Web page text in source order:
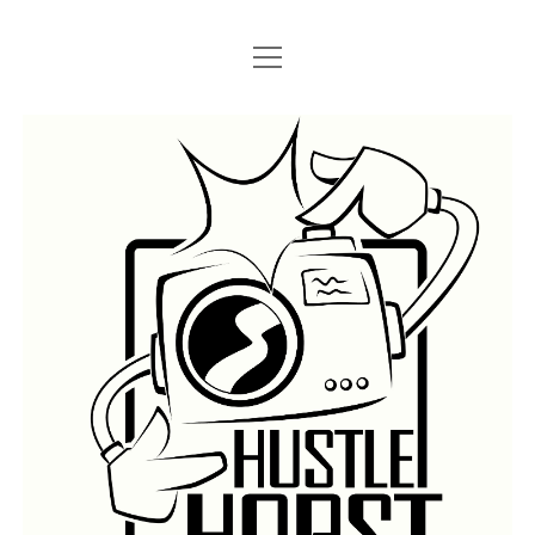
STARTSEITE
BERLIN GRAFFITI
Menü
öffnen
BERLIN BOMBINGS
BERLIN SUBWAY
BERLIN S-BAHN
TRAINS
LEGAL WALLS
HOTTER FRAGT…
ROSTOCK
REGIO
GÜTER
ATHENS GRAFFITI Menü
öffnen
ATHENS TRAINS
Menü
öffnen
Hustlehorst